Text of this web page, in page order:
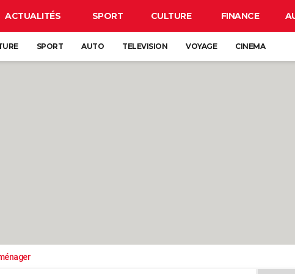
ACTUALITÉS SPORT CULTURE FINANCE
SPORT AUTO TELEVISION VOYAGE CINEMA